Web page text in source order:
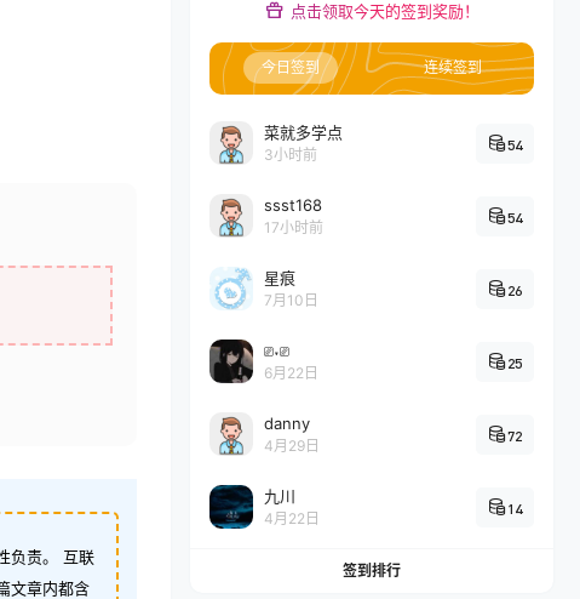
负责。 互联
文章内都含
点击领取今天的签到奖励！
今日签到 连续签到
菜就多学点
3小时前
54
ssst168
17小时前
54
星痕
7月10日
26
⎚˕⎚
6月22日
25
danny
4月29日
72
九川
4月22日
14
签到排行